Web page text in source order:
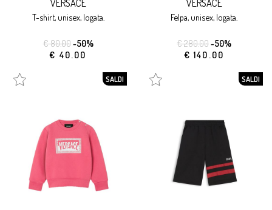
VERSACE
t-shirt, unisex, logata.
€ 80.00-50%
€ 40.00
VERSACE
felpa, unisex, logata.
€ 280.00-50%
€ 140.00
SALDI SALDI